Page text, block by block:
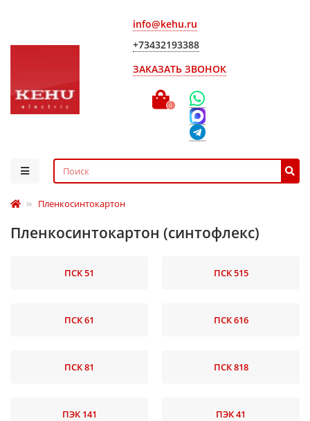
info@kehu.ru
+73432193388
ЗАКАЗАТЬ ЗВОНОК
0
Пленкосинтокартон
Пленкосинтокартон (синтофлекс)
ПСК 51 ПСК 515
ПСК 61 ПСК 616
ПСК 81 ПСК 818
ПЭК 141 ПЭК 41